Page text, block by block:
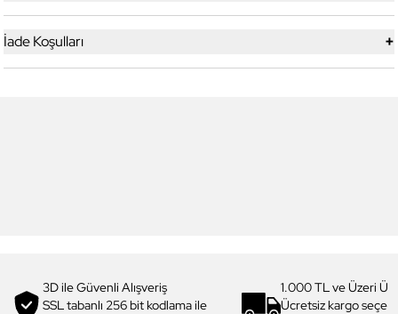
İade Koşulları +
3D ile Güvenli Alışveriş
SSL tabanlı 256 bit kodlama ile
1.000 TL ve Üzeri
Ücretsiz kargo